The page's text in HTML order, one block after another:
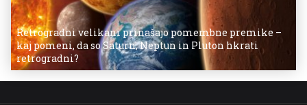
Retrogradni velikani prinašajo pomembne premike –
kaj pomeni, da so Saturn, Neptun in Pluton hkrati
retrogradni?